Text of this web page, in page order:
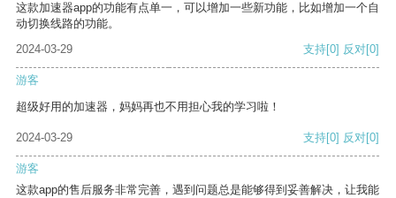
这款加速器app的功能有点单一，可以增加一些新功能，比如增加一个自
动切换线路的功能。
2024-03-29
支持[0] 反对[0]
游客
超级好用的加速器，妈妈再也不用担心我的学习啦！
2024-03-29 支持[0] 反对[0]
游客
这款app的售后服务非常完善，遇到问题总是能够得到妥善解决，让我能